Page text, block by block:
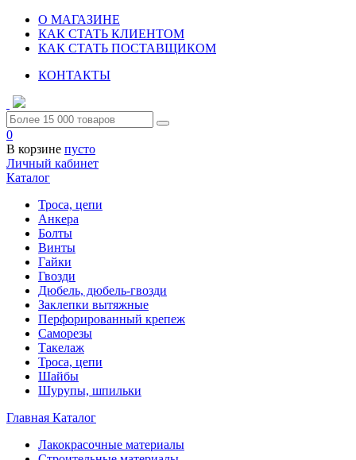
О МАГАЗИНЕ
КАК СТАТЬ КЛИЕНТОМ
КАК СТАТЬ ПОСТАВЩИКОМ
КОНТАКТЫ
0
В корзине пусто
Личный кабинет
Каталог
Троса, цепи
Анкера
Болты
Винты
Гайки
Гвозди
Дюбель, дюбель-гвозди
Заклепки вытяжные
Перфорированный крепеж
Саморезы
Такелаж
Троса, цепи
Шайбы
Шурупы, шпильки
Главная Каталог
Лакокрасочные материалы